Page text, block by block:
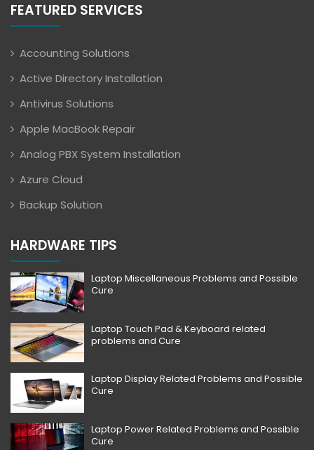
FEATURED SERVICES
Accounting Solutions
Active Directory Installation
Antivirus Solutions
Apple MacBook Repair
Analog PBX System Installation
Azure Cloud
Backup Solution
HARDWARE TIPS
Laptop Miscellaneous Problems and Possible
Cure
Laptop Touch Pad & Keyboard related
problems and Cure
Laptop Display Related Problems and Possible
Cure
Laptop Power Related Problems and Possible
Cure